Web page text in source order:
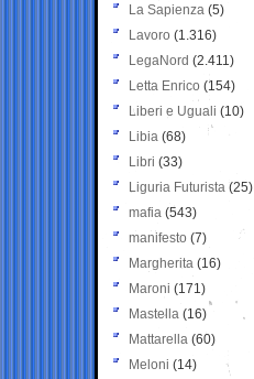
La Sapienza (5)
Lavoro (1.316)
LegaNord (2.411)
Letta Enrico (154)
Liberi e Uguali (10)
Libia (68)
Libri (33)
Liguria Futurista (25)
mafia (543)
manifesto (7)
Margherita (16)
Maroni (171)
Mastella (16)
Mattarella (60)
Meloni (14)